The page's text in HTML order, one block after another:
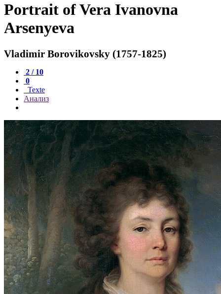
Portrait of Vera Ivanovna
Arsenyeva
Vladimir Borovikovsky (1757-1825)
2 / 10
0
Texte
Анализ